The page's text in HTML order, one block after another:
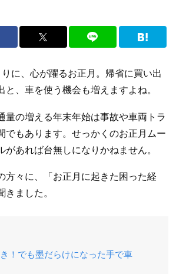
に、心が躍るお正月。帰省に買い出
と、車を使う機会も増えますよね。
量の増える年末年始は事故や車両トラ
でもあります。せっかくのお正月ムー
があれば台無しになりかねません。
方々に、「お正月に起きた困った経
きました。
！でも墨だらけになった手で車